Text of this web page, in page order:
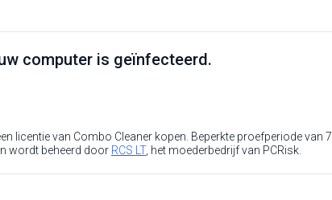
computer is geïnfecteerd.
licentie van Combo Cleaner kopen. Beperkte proefperiode van 7
wordt beheerd door RCS LT, het moederbedrijf van PCRisk.